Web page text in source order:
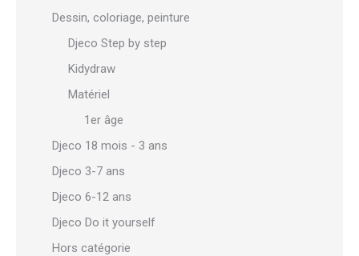
Dessin, coloriage, peinture
Djeco Step by step
Kidydraw
Matériel
1er âge
Djeco 18 mois - 3 ans
Djeco 3-7 ans
Djeco 6-12 ans
Djeco Do it yourself
Hors catégorie